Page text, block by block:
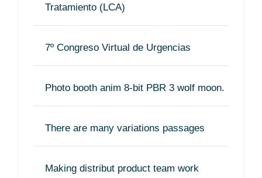
Tratamiento (LCA)
7º Congreso Virtual de Urgencias
Photo booth anim 8-bit PBR 3 wolf moon.
There are many variations passages
Making distribut product team work